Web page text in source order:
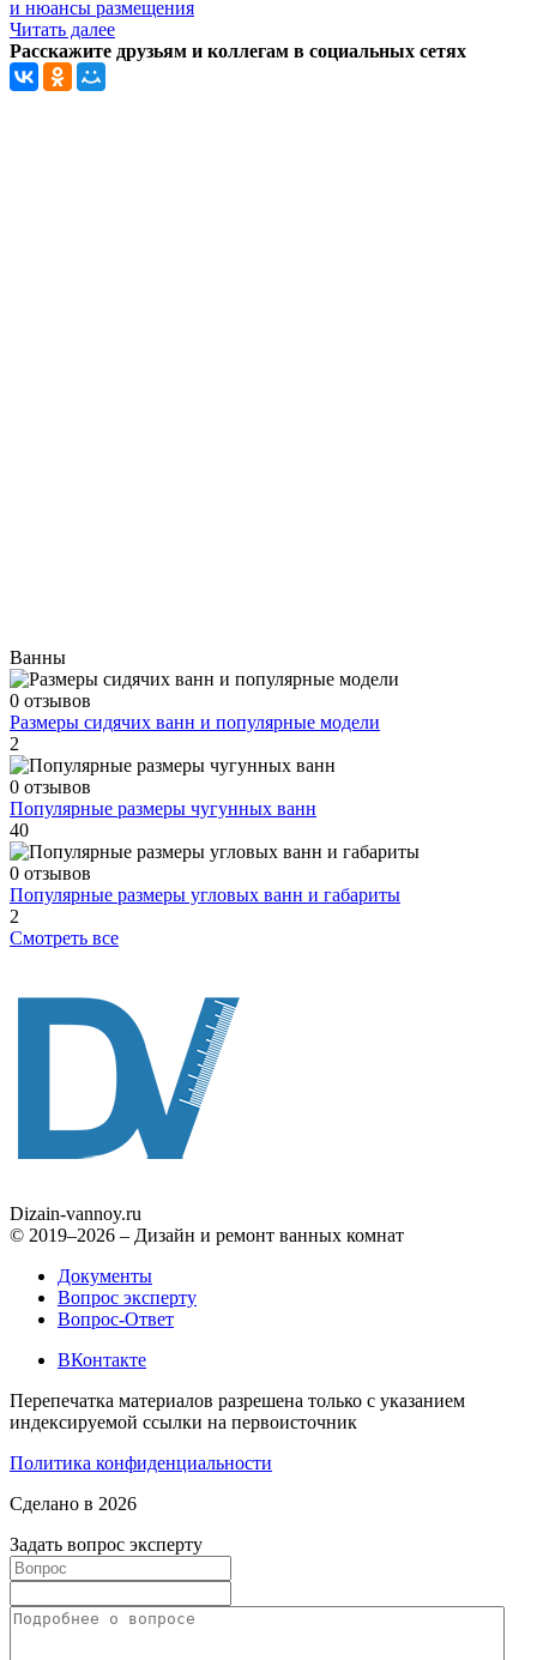
и нюансы размещения
Читать далее
Расскажите друзьям и коллегам в социальных сетях
Ванны
0 отзывов
Размеры сидячих ванн и популярные модели
2
0 отзывов
Популярные размеры чугунных ванн
40
0 отзывов
Популярные размеры угловых ванн и габариты
2
Смотреть все
Dizain-vannoy.ru
© 2019–2026 – Дизайн и ремонт ванных комнат
Документы
Вопрос эксперту
Вопрос-Ответ
ВКонтакте
Перепечатка материалов разрешена только с указанием
индексируемой ссылки на первоисточник
Политика конфиденциальности
Сделано в 2026
Задать вопрос эксперту